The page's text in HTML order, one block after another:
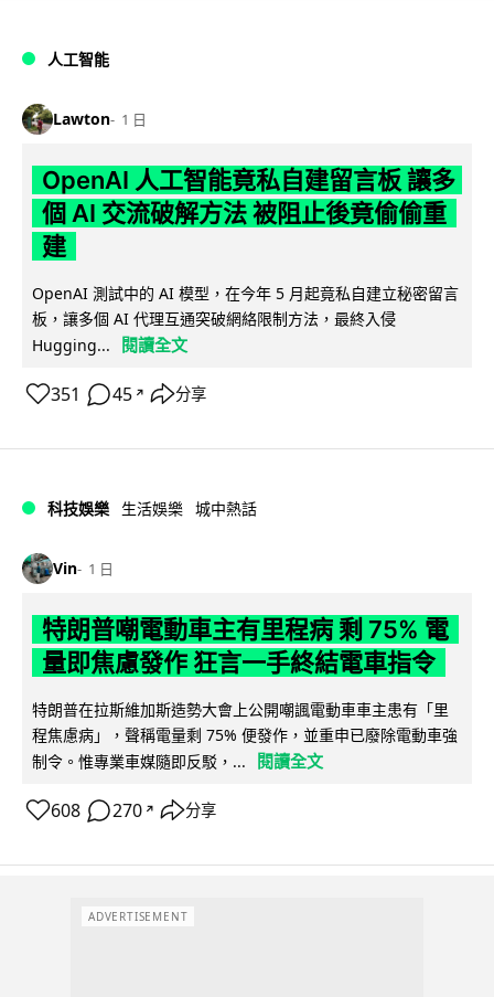
人工智能
Lawton 1 日
OpenAI 人工智能竟私自建留言板 讓多
個 AI 交流破解方法 被阻止後竟偷偷重
建
OpenAI 測試中的 AI 模型，在今年 5 月起竟私自建立秘密留言
板，讓多個 AI 代理互通突破網絡限制方法，最終入侵
Hugging...
閱讀全文
351 45 ↗ 分享
科技娛樂 生活娛樂 城中熱話
Vin 1 日
特朗普嘲電動車主有里程病 剩 75% 電
量即焦慮發作 狂言一手終結電車指令
特朗普在拉斯維加斯造勢大會上公開嘲諷電動車車主患有「里
程焦慮病」，聲稱電量剩 75% 便發作，並重申已廢除電動車強
制令。惟專業車媒隨即反駁，...
閱讀全文
608 270 ↗ 分享
ADVERTISEMENT